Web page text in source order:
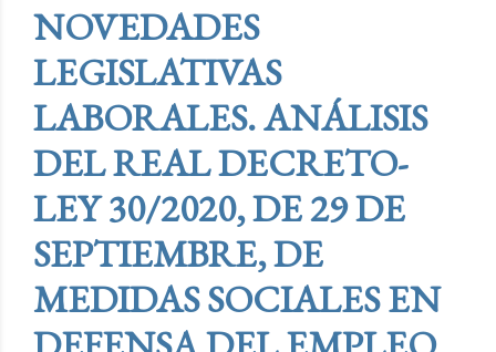
NOVEDADES
LEGISLATIVAS
LABORALES. ANÁLISIS
DEL REAL DECRETO-
LEY 30/2020, DE 29 DE
SEPTIEMBRE, DE
MEDIDAS SOCIALES EN